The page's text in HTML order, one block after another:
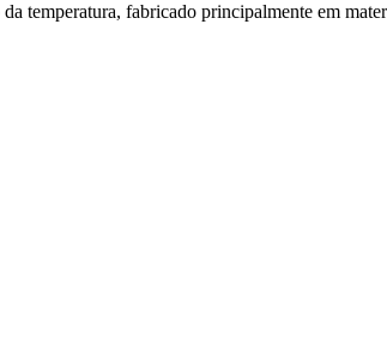
temperatura, fabricado principalmente em